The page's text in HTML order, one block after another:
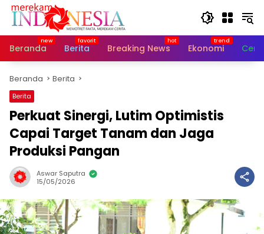
Langsung
Beranda
Berita Breaking News Ekonomi
Beranda Berita
Berita
Perkuat Sinergi, Lutim Optimistis
Capai Target Tanam dan Jaga
Produksi Pangan
Aswar Saputra
15/05/2026